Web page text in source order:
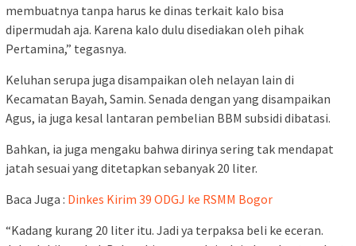
membuatnya tanpa harus ke dinas terkait kalo bisa
dipermudah aja. Karena kalo dulu disediakan oleh pihak
Pertamina,” tegasnya.
Keluhan serupa juga disampaikan oleh nelayan lain di
Kecamatan Bayah, Samin. Senada dengan yang disampaikan
Agus, ia juga kesal lantaran pembelian BBM subsidi dibatasi.
Bahkan, ia juga mengaku bahwa dirinya sering tak mendapat
jatah sesuai yang ditetapkan sebanyak 20 liter.
Baca Juga : Dinkes Kirim 39 ODGJ ke RSMM Bogor
“Kadang kurang 20 liter itu. Jadi ya terpaksa beli ke eceran.